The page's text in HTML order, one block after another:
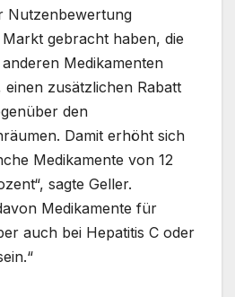
Nutzenbewertung
gebracht haben, die
Medikamenten
einen zusätzlichen Rabatt
den
Damit erhöht sich
Medikamente von 12
sagte Geller.
Medikamente für
auch bei Hepatitis C oder